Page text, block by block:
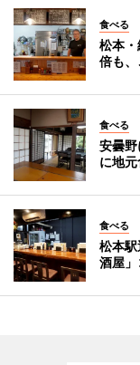
食べる
松本
倍も
食べる
安曇
に地
食べる
松本
酒屋